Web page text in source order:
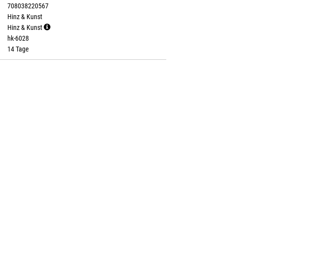
708038220567
Hinz & Kunst
Hinz & Kunst
hk-6028
14 Tage